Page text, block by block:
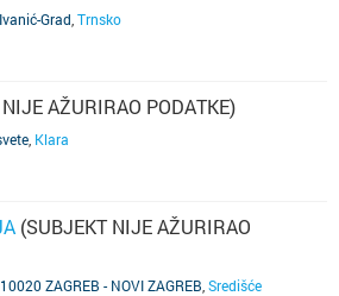
Grad Trnsko
AŽURIRAO PODATKE)
Klara
(SUBJEKT NIJE AŽURIRAO
ZAGREB - NOVI ZAGREB Središće